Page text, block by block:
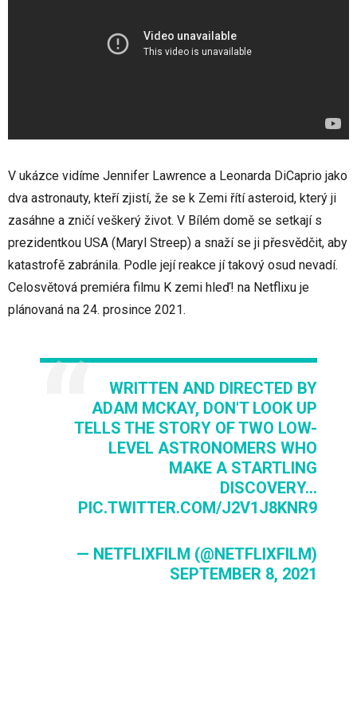
V ukázce vidíme Jennifer Lawrence a Leonarda DiCaprio jako
dva astronauty, kteří zjistí, že se k Zemi řítí asteroid, který ji
zasáhne a zničí veškerý život. V Bílém domě se setkají s
prezidentkou USA (Maryl Streep) a snaží se ji přesvědčit, aby
katastrofě zabránila. Podle její reakce jí takový osud nevadí.
Celosvětová premiéra filmu K zemi hleď! na Netflixu je
plánovaná na 24. prosince 2021.
WRITTEN AND DIRECTED BY
ADAM MCKAY, DON'T LOOK UP
TELLS THE STORY OF TWO LOW-
LEVEL ASTRONOMERS WHO
MAKE A STARTLING
DISCOVERY...
PIC.TWITTER.COM/J2V1J8KNR9
— NETFLIXFILM (@NETFLIXFILM)
SEPTEMBER 8, 2021